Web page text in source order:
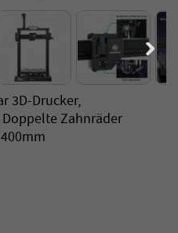
3D-Drucker,
Zahnräder